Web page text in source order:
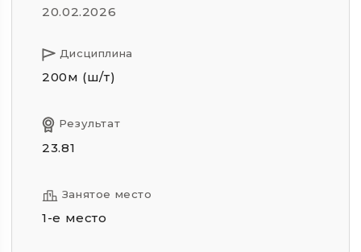
20.02.2026
Дисциплина
200м (ш/т)
Результат
23.81
Занятое место
1-е место